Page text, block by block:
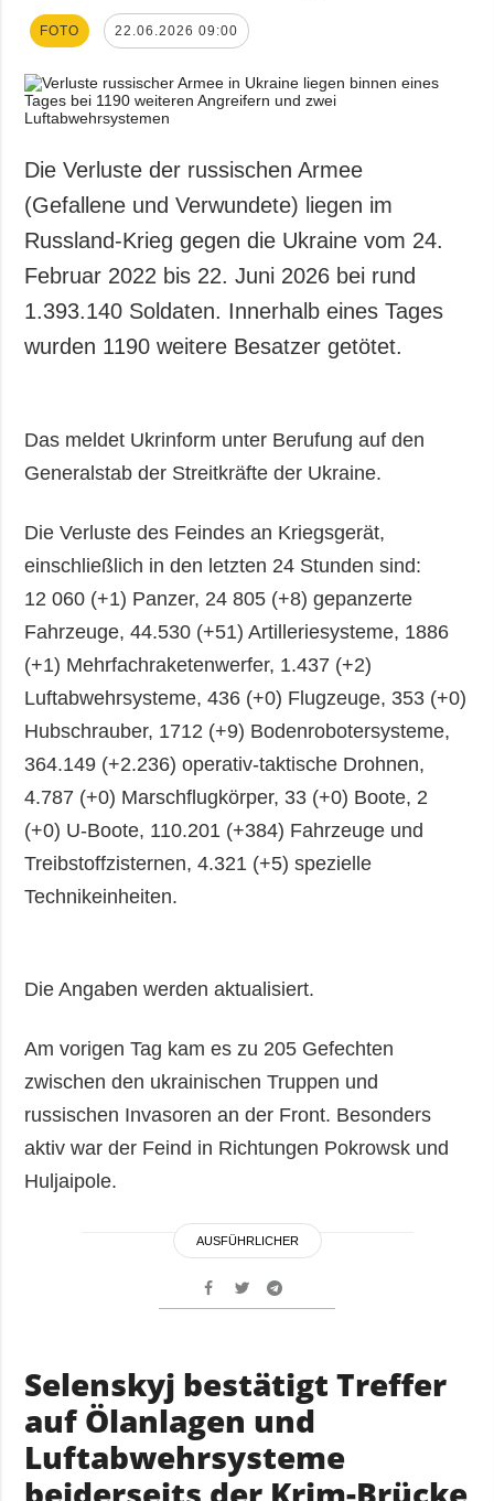
FOTO 22.06.2026 09:00
Die Verluste der russischen Armee
(Gefallene und Verwundete) liegen im
Russland-Krieg gegen die Ukraine vom 24.
Februar 2022 bis 22. Juni 2026 bei rund
1.393.140 Soldaten. Innerhalb eines Tages
wurden 1190 weitere Besatzer getötet.
Das meldet Ukrinform unter Berufung auf den
Generalstab der Streitkräfte der Ukraine.
Die Verluste des Feindes an Kriegsgerät,
einschließlich in den letzten 24 Stunden sind:
12 060 (+1) Panzer, 24 805 (+8) gepanzerte
Fahrzeuge, 44.530 (+51) Artilleriesysteme, 1886
(+1) Mehrfachraketenwerfer, 1.437 (+2)
Luftabwehrsysteme, 436 (+0) Flugzeuge, 353 (+0)
Hubschrauber, 1712 (+9) Bodenrobotersysteme,
364.149 (+2.236) operativ-taktische Drohnen,
4.787 (+0) Marschflugkörper, 33 (+0) Boote, 2
(+0) U-Boote, 110.201 (+384) Fahrzeuge und
Treibstoffzisternen, 4.321 (+5) spezielle
Technikeinheiten.
Die Angaben werden aktualisiert.
Am vorigen Tag kam es zu 205 Gefechten
zwischen den ukrainischen Truppen und
russischen Invasoren an der Front. Besonders
aktiv war der Feind in Richtungen Pokrowsk und
Huljaipole.
AUSFÜHRLICHER
Selenskyj bestätigt Treffer
auf Ölanlagen und
Luftabwehrsysteme